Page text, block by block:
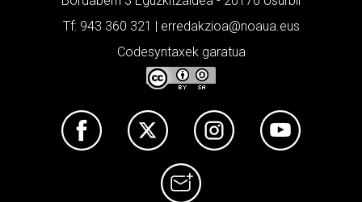
Tf: 943 360 321 | erredakzioa@noaua.eus
Codesyntaxek garatua